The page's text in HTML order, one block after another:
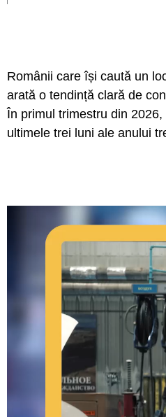
Românii care își caută un
arată o tendință clară de
În primul trimestru din
ultimele trei luni ale anului